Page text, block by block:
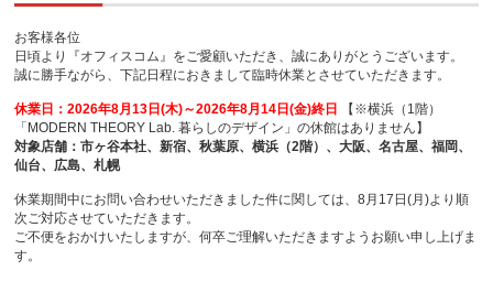
お客様各位
日頃より『オフィスコム』をご愛顧いただき、誠にありがとうございます。
誠に勝手ながら、下記日程におきまして臨時休業とさせていただきます。
休業日：2026年8月13日(木)～2026年8月14日(金)終日
【※横浜（1階）
「MODERN THEORY Lab. 暮らしのデザイン」の休館はありません】
対象店舗：市ヶ谷本社、新宿、秋葉原、横浜（2階）、大阪、名古屋、福岡、
仙台、広島、札幌
休業期間中にお問い合わせいただきました件に関しては、8月17日(月)より順
次ご対応させていただきます。
ご不便をおかけいたしますが、何卒ご理解いただきますようお願い申し上げま
す。